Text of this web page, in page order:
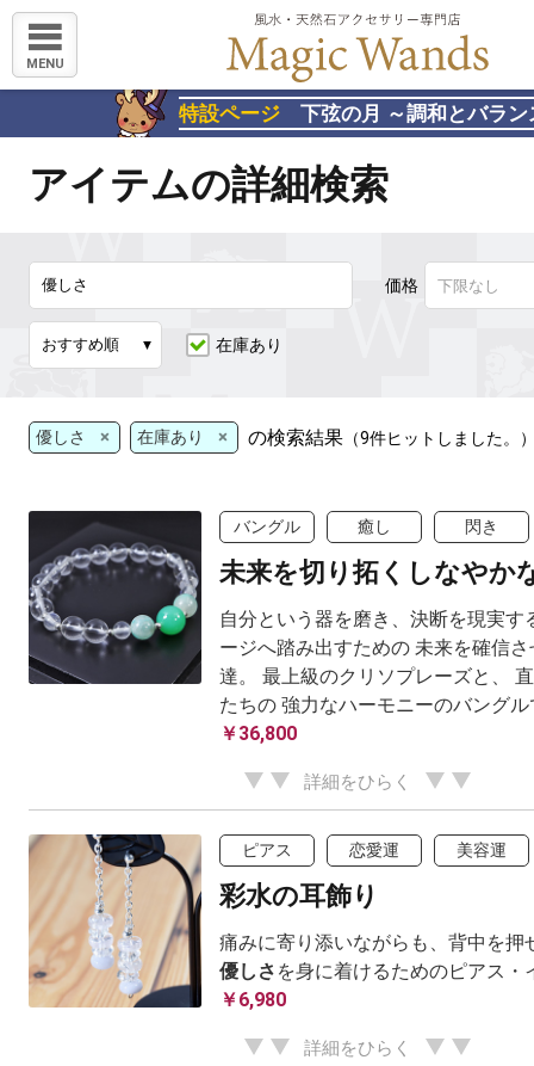
MENU
特設ページ 下弦の月 ～調和とバラン
アイテムの詳細検索
価格
在庫あり
優しさ × 在庫あり × の検索結果 （9件ヒットしました。
バングル 癒し 閃き
未来を切り拓くしなやか
自分という器を磨き、決断を現実す
ージへ踏み出すための 未来を確信
達。 最上級のクリソプレーズと、
たちの 強力なハーモニーのバング
￥36,800
詳細をひらく
ピアス 恋愛運 美容運
彩水の耳飾り
痛みに寄り添いながらも、背中を押
優しさ を身に着けるためのピアス・
￥6,980
詳細をひらく